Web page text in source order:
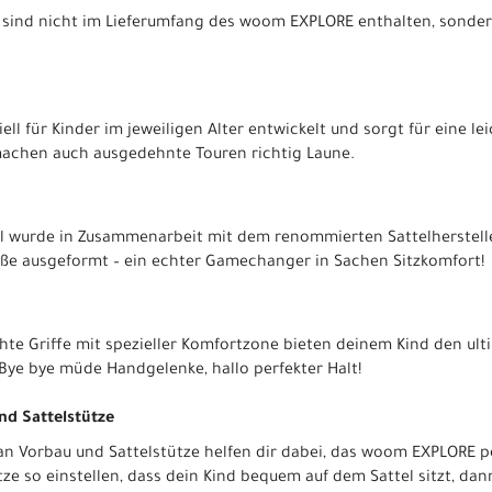
nicht im Lieferumfang des woom EXPLORE enthalten,
für Kinder im jeweiligen Alter entwickelt und sorgt für eine
auch ausgedehnte Touren richtig Laune.
wurde in Zusammenarbeit mit dem renommierten
ausgeformt – ein echter Gamechanger in Sachen Sitzkomfort!
Griffe mit spezieller Komfortzone bieten deinem Kind den
bye müde Handgelenke, hallo perfekter Halt!
Sattelstütze
Vorbau und Sattelstütze helfen dir dabei, das woom EXPLORE
so einstellen, dass dein Kind bequem auf dem Sattel sitzt,